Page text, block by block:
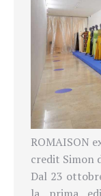
ROMAISON
credit Simon
Dal 23